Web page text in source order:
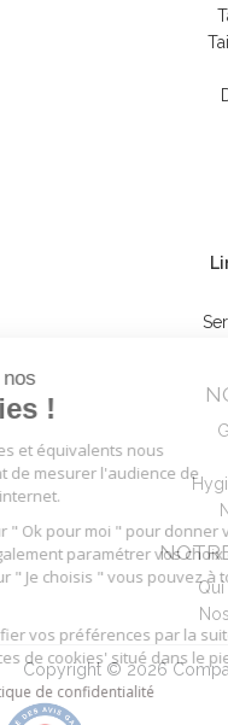
Tout sur nos
Cookies !
Nos cookies et équivalents
permettent de mesurer
notre site internet.
Cliquez sur " Ok pour moi "
pouvez également
cliquant sur " Je choisis "
Pour modifier vos
'Préférences de cookies'
Lire la politique de
Copyright © 2026